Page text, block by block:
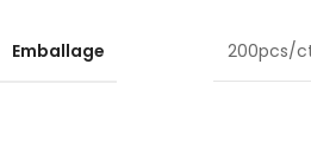
Emballage 200pcs/